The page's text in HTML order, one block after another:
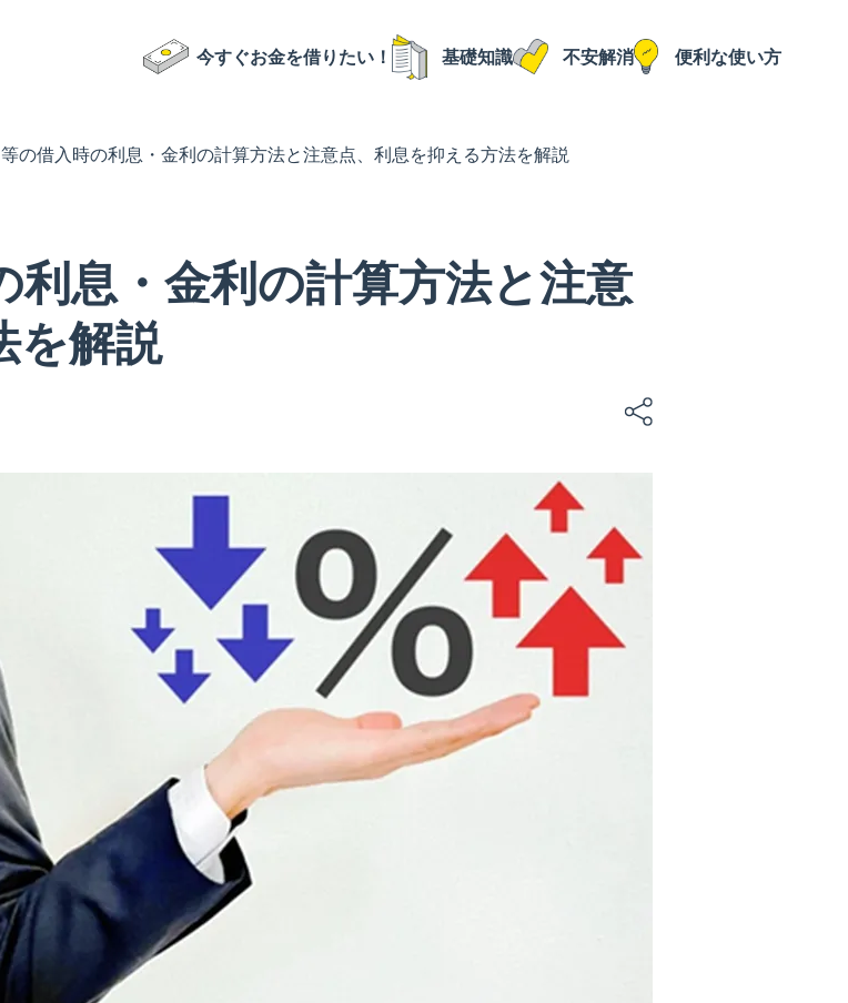
今すぐお金を借りたい！ 基礎知識 不安解消 便利な使い方
の借入時の利息・金利の計算方法と注意点、利息を抑える方法を解説
利息・金利の計算方法と注意
を解説